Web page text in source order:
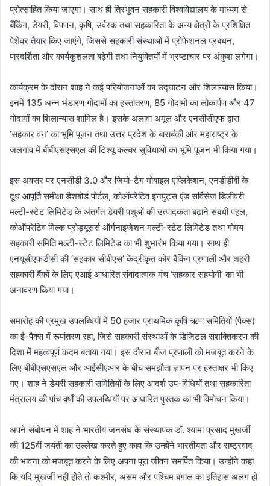
प्रोत्साहित किया जाएगा। साथ ही त्रिभुवन सहकारी विश्वविद्यालय के माध्यम से
बैंकिंग, डेयरी, विपणन, कृषि, उर्वरक तथा सहकारिता के अन्य क्षेत्रों के प्रशिक्षित
पेशेवर तैयार किए जाएंगे, जिससे सहकारी संस्थाओं में प्रोफेशनल प्रबंधन,
पारदर्शिता और कार्यकुशलता बढ़ेगी तथा नियुक्तियों में भ्रष्टाचार पर अंकुश लगेगा।
कार्यक्रम के दौरान शाह ने कई परियोजनाओं का उद्घाटन और शिलान्यास किया।
इनमें 135 अन्न भंडारण गोदामों का हस्तांतरण, 85 गोदामों का लोकार्पण और 47
गोदामों का शिलान्यास शामिल है। इसके अलावा अमूल और एनसीसीएफ द्वारा
‘सहकार वन’ का भूमि पूजन तथा उत्तर प्रदेश के बाराबंकी और महाराष्ट्र के
जलगांव में बीबीएसएसएल की टिश्यू कल्चर सुविधाओं का भूमि पूजन भी किया गया।
इस अवसर पर एनसीडी 3.0 और जियो-टैग मोबाइल एप्लिकेशन, एनडीडीबी के
दूध आपूर्ति समीक्षा डैशबोर्ड पोर्टल, कोऑपरेटिव इनपुट्स एंड सर्विसेज डिलीवरी
मल्टी-स्टेट लिमिटेड के अंतर्गत डेयरी पशुओं की उत्पादकता बढ़ाने संबंधी पहल,
कोऑपरेटिव मिल्क प्रोड्यूसर्स ऑर्गनाइजेशन मल्टी-स्टेट लिमिटेड तथा गोमय
सहकारी समिति मल्टी-स्टेट लिमिटेड का भी शुभारंभ किया गया। साथ ही
एनयूसीएफडीसी की ‘सहकार सीबीएस’ केंद्रीकृत कोर बैंकिंग प्रणाली और शहरी
सहकारी बैंकों के लिए एआई आधारित संवादात्मक मंच ‘सहकार सहयोगी’ का भी
अनावरण किया गया।
समारोह की प्रमुख उपलब्धियों में 50 हजार प्राथमिक कृषि ऋण समितियों (पैक्स)
का ई-पैक्स में रूपांतरण रहा, जिसे सहकारी संस्थाओं के डिजिटल सशक्तिकरण की
दिशा में महत्वपूर्ण कदम बताया गया। इस दौरान बीज प्रणाली को मजबूत करने के
लिए बीबीएसएसएल और आईसीएआर के बीच समझौता ज्ञापन पर हस्ताक्षर भी किए
गए। शाह ने डेयरी सहकारी समितियों के लिए आदर्श उप-विधियों तथा सहकारिता
मंत्रालय की पांच वर्षों की उपलब्धियों पर आधारित पुस्तक का भी विमोचन किया।
अपने संबोधन में शाह ने भारतीय जनसंघ के संस्थापक डॉ. श्यामा प्रसाद मुखर्जी
की 125वीं जयंती का उल्लेख करते हुए कहा कि उन्होंने भारतीयता और राष्ट्रवाद
की भावना को मजबूत करने के लिए अपना पूरा जीवन समर्पित किया। उन्होंने कहा
कि यदि मुखर्जी नहीं होते तो कश्मीर, असम और पश्चिम बंगाल का इतिहास अलग हो